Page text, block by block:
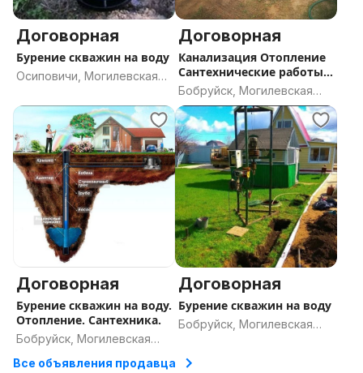
Договорная
Бурение скважин на воду
Осиповичи, Могилевская
Договорная
Канализация Отопление
Сантехнические работы
Обустройство скважин
Тёплый пол.
Бобруйск, Могилевская
область
Договорная
Бурение скважин на воду.
Отопление. Сантехника.
Бобруйск, Могилевская
Договорная
Бурение скважин на воду
Бобруйск, Могилевская
Все объявления продавца